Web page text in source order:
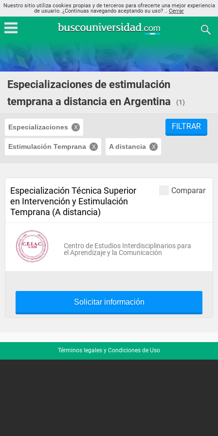
Nuestro sitio utiliza cookies propias y de terceros para ofrecerte una mejor experiencia
de usuario. ¿Continuas navegando aceptando su uso? .. Cerrar
Especializaciones de estimulación
temprana a distancia en Argentina
(1)
Especializaciones
Estimulación Temprana A distancia
FILTRAR
Comparar
Especialización Técnica Superior
en Intervención y Estimulación
Temprana (A distancia)
Centro de Estudios Interdisciplinarios para
el Aprendizaje y la Comunicación
Solicitar información
Términos legales y Condiciones de Uso